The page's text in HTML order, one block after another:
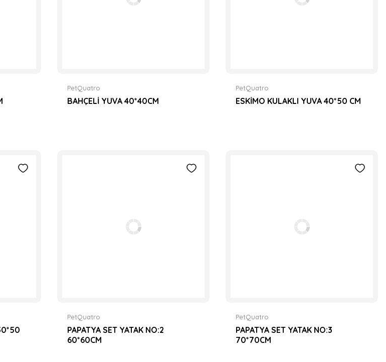
PetQuatro
BAHÇELİ YUVA 40*40CM
PetQuatro
ESKİMO KULAKLI YUVA 40*50 CM
PetQuatro
PAPATYA SET YATAK NO:2
60*60CM
PetQuatro
PAPATYA SET YATAK NO:3
70*70CM